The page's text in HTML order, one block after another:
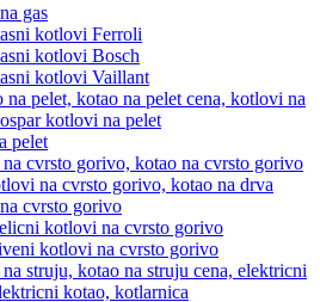
gas
kotlovi Ferroli
kotlovi Bosch
kotlovi Vaillant
pelet
cvrsto gorivo
kotlovi na cvrsto gorivo
kotlovi na cvrsto gorivo